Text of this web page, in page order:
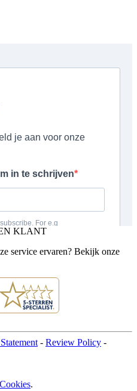
KLANT
service ervaren? Bekijk onze
- Review Policy -
Cookies.